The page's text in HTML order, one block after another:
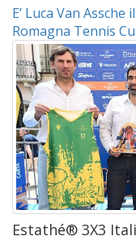
E’ Luca Van
Romagna Tennis
Estathé® 3X3